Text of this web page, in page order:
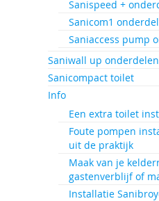
Sanispeed +
Sanicom1
Saniaccess pump
Saniwall up onderdelen
Sanicompact toilet
Info
Een extra toilet
Foute pompen
uit de praktijk
Maak van je
gastenverblijf of
Installatie